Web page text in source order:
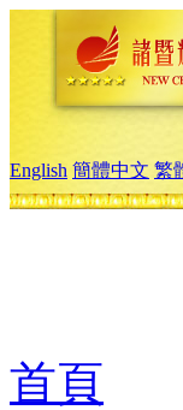
English 簡體中文 繁
首頁